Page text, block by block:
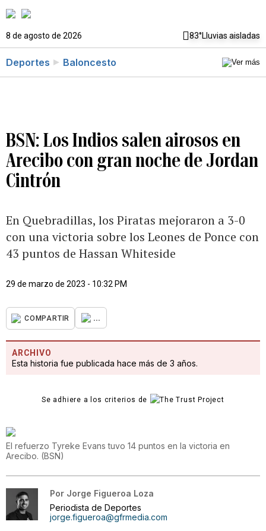
8 de agosto de 2026 83°Lluvias aisladas
Deportes Baloncesto
BSN: Los Indios salen airosos en
Arecibo con gran noche de Jordan
Cintrón
En Quebradillas, los Piratas mejoraron a 3-0
con una victoria sobre los Leones de Ponce con
43 puntos de Hassan Whiteside
29 de marzo de 2023 - 10:32 PM
COMPARTIR ...
ARCHIVO
Esta historia fue publicada hace más de 3 años.
Se adhiere a los criterios de
El refuerzo Tyreke Evans tuvo 14 puntos en la victoria en
Arecibo. (BSN)
Por Jorge Figueroa Loza
Periodista de Deportes
jorge.figueroa@gfrmedia.com